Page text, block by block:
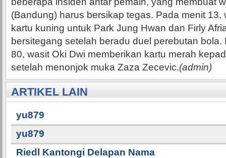
(Bandung) harus bersikap tegas. Pada menit 13,
kartu kuning untuk Park Jung Hwan dan Firly
bersitegang setelah beradu duel perebutan
80, wasit Oki Dwi memberikan kartu merah
setelah menonjok muka Zaza Zecevic.(admin)
ARTIKEL LAIN
yu879
yu879
Riedl Kantongi Delapan Nama